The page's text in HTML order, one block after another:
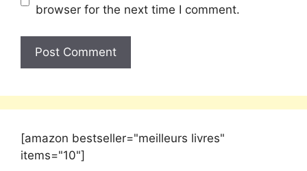
browser for the next time I comment.
[amazon bestseller="meilleurs livres"
items="10"]